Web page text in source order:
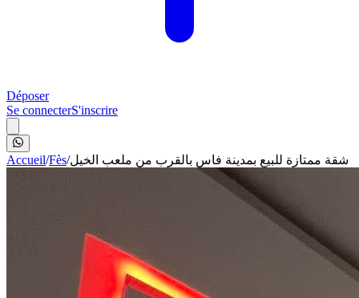
Déposer
Se connecterS'inscrire
Accueil/Fès/شقة ممتازة للبيع بمدينة فاس بالقرب من ملعب الخيل